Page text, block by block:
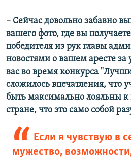
– Сейчас довольно забавно
вашего фото, где вы
победителя из рук главы
новостями о вашем аресте за
вас во время конкурса
сложилось впечатления, что
быть максимально лояльны
стране, что это само собой
Если я чувствую в
мужество,